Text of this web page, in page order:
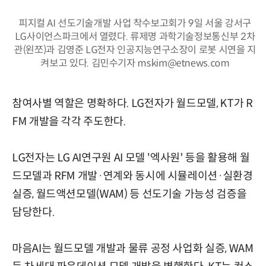
피지컬 AI 선도기술개발 사업 착수보고회가 9일 서울 강서구
LG사이언스파크에서 열렸다. 류제명 과학기술정보통신부 2차
관(왼쪼)과 김영준 LG전자 인공지능연구소장이 로봇 시연을 지
켜보고 있다. 김민수기자 mskim@etnews.com
참여사별 역할은 명확하다. LG전자가 월드모델, KT가 R
FM 개발을 각각 주도한다.
LG전자는 LG AI연구원 AI 모델 '엑사원' 등을 활용해 월
드모델과 RFM 개발·연계와 동시에 시뮬레이션·실환경
실증, 월드액션모델(WAM) 등 선도기술 가능성 검증을
담당한다.
마음AI는 월드모델 개발과 물류 공정 사업화 실증, WAM